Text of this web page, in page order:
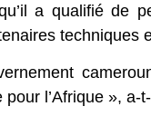
a qualifié de
techniques
l’Afrique », a-